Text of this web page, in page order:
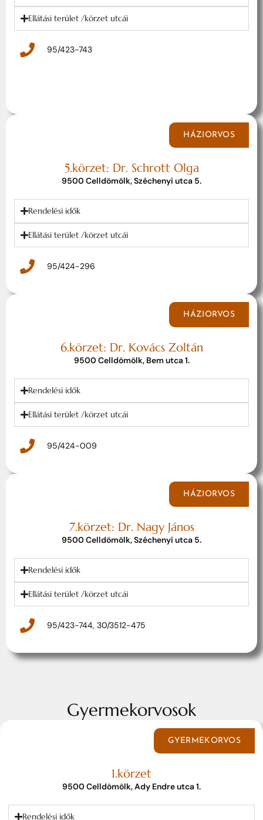
Ellátási terület /körzet utcái
95/423-743
HÁZIORVOS
5.körzet: Dr. Schrott Olga
9500 Celldömölk, Széchenyi utca 5.
Rendelési idők
Ellátási terület /körzet utcái
95/424-296
HÁZIORVOS
6.körzet: Dr. Kovács Zoltán
9500 Celldömölk, Bem utca 1.
Rendelési idők
Ellátási terület /körzet utcái
95/424-009
HÁZIORVOS
7.körzet: Dr. Nagy János
9500 Celldömölk, Széchenyi utca 5.
Rendelési idők
Ellátási terület /körzet utcái
95/423-744, 30/3512-475
Gyermekorvosok
GYERMEKORVOS
1.körzet
9500 Celldömölk, Ady Endre utca 1.
Rendelési idők